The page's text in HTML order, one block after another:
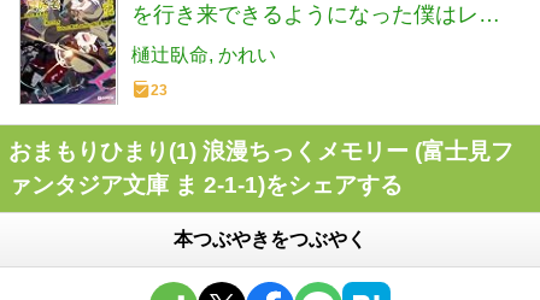
を行き来できるようになった僕はレベ
ルアップに勤しみます～ (GCN文庫 ヒ
01-07)
樋辻臥命 かれい
23
おまもりひまり(1) 浪漫ちっくメモリー (富士見フ
ァンタジア文庫 ま 2-1-1)をシェアする
本つぶやきをつぶやく